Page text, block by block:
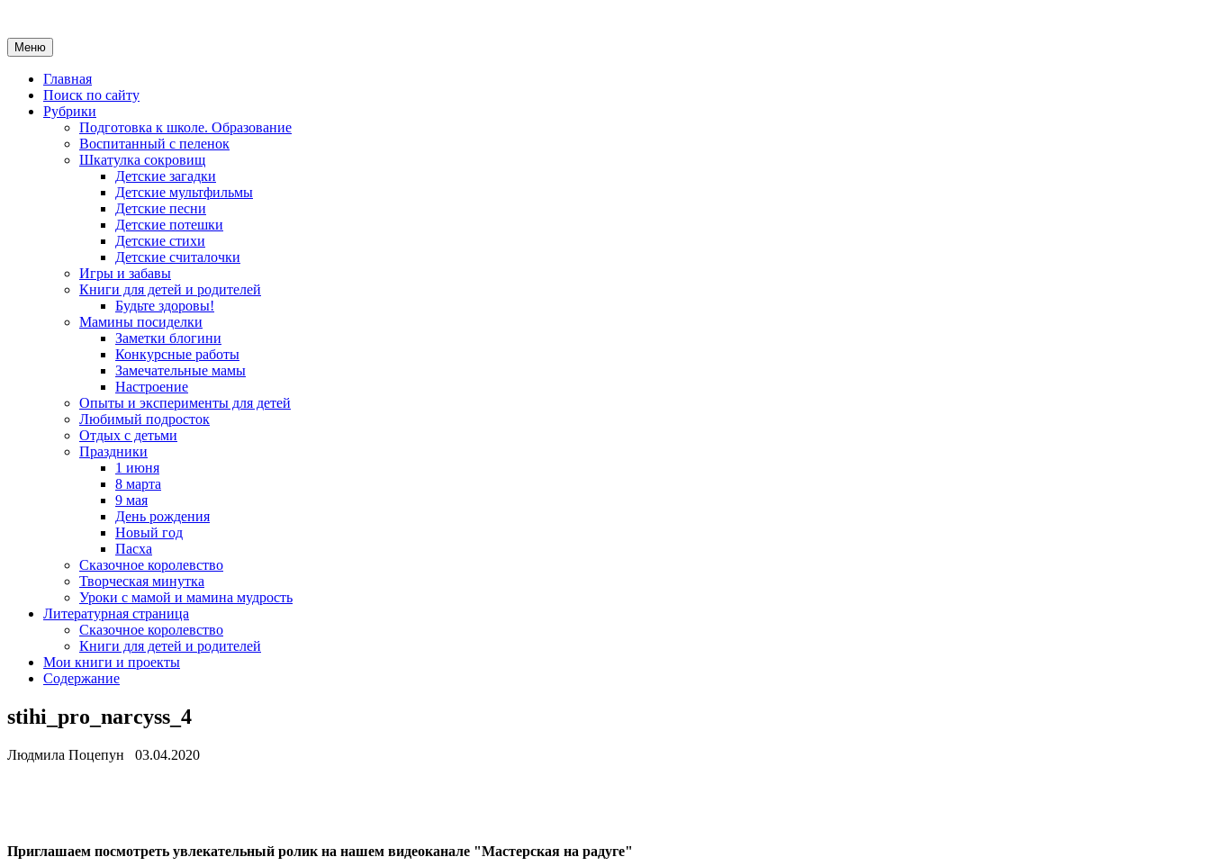
Меню
Главная
Поиск по сайту
Рубрики
Подготовка к школе. Образование
Воспитанный с пеленок
Шкатулка сокровищ
Детские загадки
Детские мультфильмы
Детские песни
Детские потешки
Детские стихи
Детские считалочки
Игры и забавы
Книги для детей и родителей
Будьте здоровы!
Мамины посиделки
Заметки блогини
Конкурсные работы
Замечательные мамы
Настроение
Опыты и эксперименты для детей
Любимый подросток
Отдых с детьми
Праздники
1 июня
8 марта
9 мая
День рождения
Новый год
Пасха
Сказочное королевство
Творческая минутка
Уроки с мамой и мамина мудрость
Литературная страница
Сказочное королевство
Книги для детей и родителей
Мои книги и проекты
Содержание
stihi_pro_narcyss_4
Людмила Поцепун 03.04.2020
Приглашаем посмотреть увлекательный ролик на нашем видеоканале "Мастерская на радуге"